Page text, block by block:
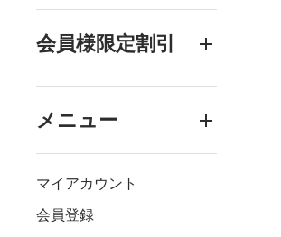
会員様限定割引
メニュー
マイアカウント
会員登録